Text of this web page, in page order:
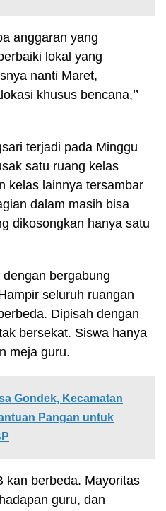
anggaran yang
lokal yang
nanti Maret,
khusus bencana,’’
terjadi pada Minggu
satu ruang kelas
kelas lainnya tersambar
dalam masih bisa
dikosongkan hanya satu
bergabung
seluruh ruangan
Dipisah dengan
bersekat. Siswa hanya
meja guru.
Gondek, Kecamatan
Pangan untuk
kan berbeda. Mayoritas
guru, dan